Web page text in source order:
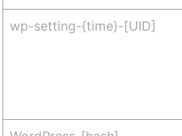
wp-setting-{time}-[UID]